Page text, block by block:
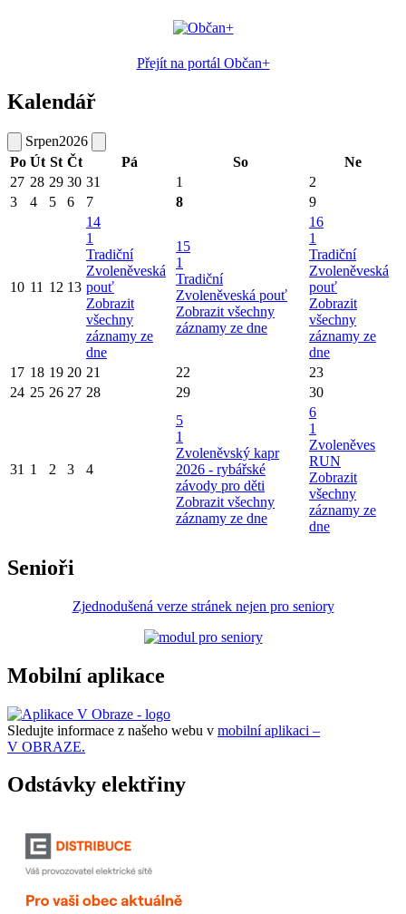
Přejít na portál Občan+
Kalendář
Srpen2026
Po Út St Čt Pá So
Ne
27 28 29 30 31 1
2
3
4 5 6 7 8 9
10 11 12 13
14
1
Tradiční
Zvoleněveská
pouť
Zobrazit
všechny
záznamy ze
dne
15
1
Tradiční
Zvoleněveská pouť
Zobrazit všechny
záznamy ze dne
16
1
Tradiční
Zvoleněveská
pouť
Zobrazit
všechny
záznamy ze
dne
17 18 19 20 21 22
23
24 25 26 27 28 29 30
31 1 2 3 4
5
1
Zvoleněvský kapr
2026 - rybářské
závody pro děti
Zobrazit všechny
záznamy ze dne
6
1
Zvoleněves
RUN
Zobrazit
všechny
záznamy ze
dne
Senioři
Zjednodušená verze stránek nejen pro seniory
Mobilní aplikace
Sledujte informace z našeho webu v mobilní aplikaci –
V OBRAZE.
Odstávky elektřiny